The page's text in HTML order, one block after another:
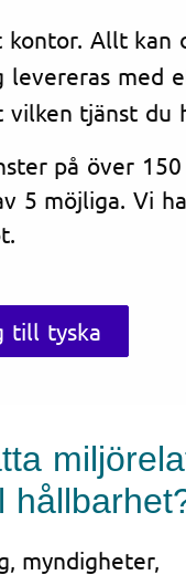
Allt kan
levereras med
tjänst du
på över 150
5 möjliga. Vi
till tyska
myndigheter,